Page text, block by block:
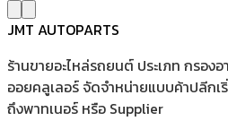
JMT AUTOPARTS
ร้านขายอะไหล่รถยนต์ ประเภท กรอง
ออยคลูเลอร์ จัดจำหน่ายแบบค้าปลีกเ
ถึงพาทเนอร์ หรือ Supplier